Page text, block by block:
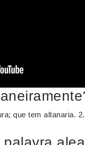
que tem altanaria.